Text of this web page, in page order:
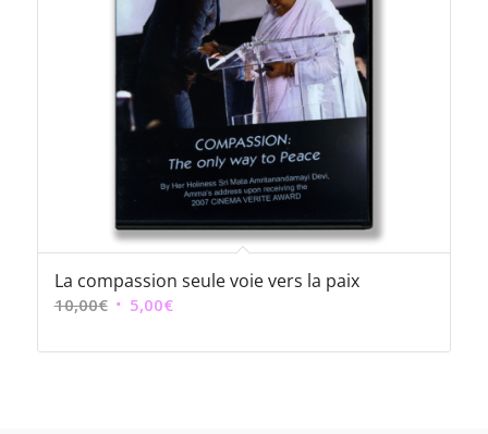
La compassion seule voie vers la paix
10,00€ Le
initial
5,00€Le
actuel